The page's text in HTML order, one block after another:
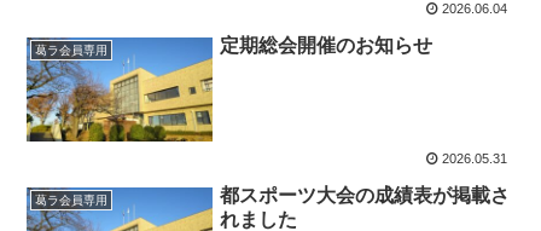
2026.06.04
葛ラ会員専用 定期総会開催のお知らせ
2026.05.31
葛ラ会員専用
都スポーツ大会の成績表が掲載さ
れました